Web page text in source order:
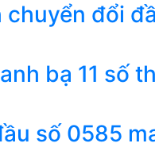
đổi
bạ 11 số
số 0585